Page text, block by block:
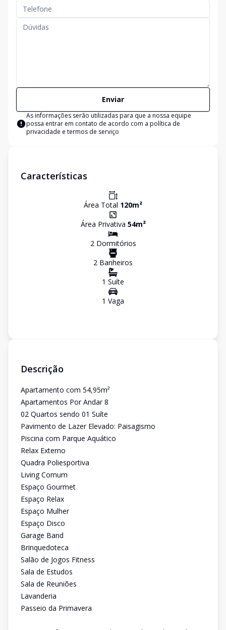
Enviar
As informações serão utilizadas para que a nossa equipe
possa entrar em contato de acordo com a política de
privacidade e termos de serviço
Características
Área Total 120m²
Área Privativa 54m²
2Dormitórios
2 Banheiros
1 Suíte
1 Vaga
Descrição
Apartamento com 54,95m²
Apartamentos Por Andar 8
02 Quartos sendo 01 Suíte
Pavimento de Lazer Elevado: Paisagismo
Piscina com Parque Aquático
Relax Externo
Quadra Poliesportiva
Living Comum
Espaço Gourmet
Espaço Relax
Espaço Mulher
Espaço Disco
Garage Band
Brinquedoteca
Salão de Jogos Fitness
Sala de Estudos
Sala de Reuniões
Lavanderia
Passeio da Primavera